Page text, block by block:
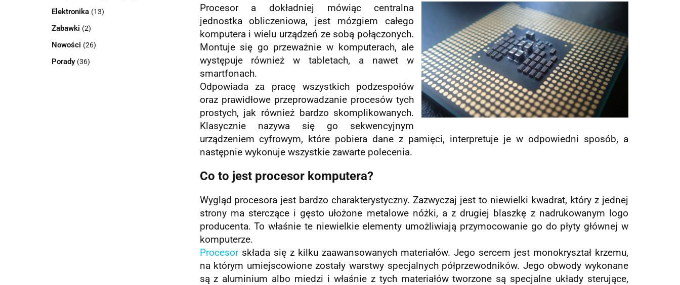
Elektronika (13)
Zabawki (2)
Nowości (26)
Porady (36)
Procesor a dokładniej mówiąc centralna
jednostka obliczeniowa, jest mózgiem całego
komputera i wielu urządzeń ze sobą połączonych.
Montuje się go przeważnie w komputerach, ale
występuje również w tabletach, a nawet w
smartfonach.
Odpowiada za pracę wszystkich podzespołów
oraz prawidłowe przeprowadzanie procesów tych
prostych, jak również bardzo skomplikowanych.
Klasycznie nazywa się go sekwencyjnym
urządzeniem cyfrowym, które pobiera dane z pamięci, interpretuje je w odpowiedni sposób, a
następnie wykonuje wszystkie zawarte polecenia.
Co to jest procesor komputera?
Wygląd procesora jest bardzo charakterystyczny. Zazwyczaj jest to niewielki kwadrat, który z jednej
strony ma sterczące i gęsto ułożone metalowe nóżki, a z drugiej blaszkę z nadrukowanym logo
producenta. To właśnie te niewielkie elementy umożliwiają przymocowanie go do płyty głównej w
komputerze.
Procesorskłada się z kilku zaawansowanych materiałów. Jego sercem jest monokryształ krzemu,
na którym umiejscowione zostały warstwy specjalnych półprzewodników. Jego obwody wykonane
są z aluminium albo miedzi i właśnie z tych materiałów tworzone są specjalne układy sterujące,